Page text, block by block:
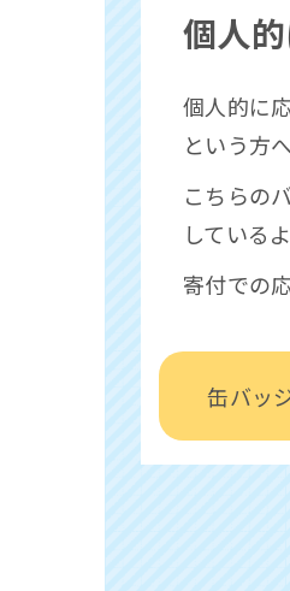
個人
個人的に
という方へ
こちらの
している
寄付での
缶バッ